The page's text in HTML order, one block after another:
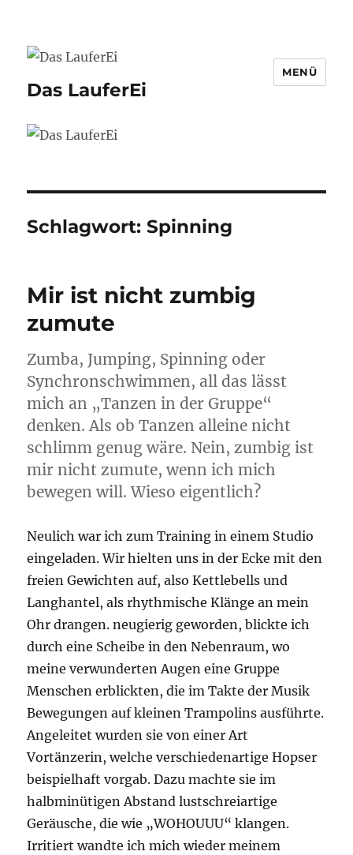
Das LauferEi
MENÜ
Schlagwort:Spinning
Mir ist nicht zumbig
zumute
Zumba, Jumping, Spinning oder
Synchronschwimmen, all das lässt
mich an „Tanzen in der Gruppe“
denken. Als ob Tanzen alleine nicht
schlimm genug wäre. Nein, zumbig ist
mir nicht zumute, wenn ich mich
bewegen will. Wieso eigentlich?
Neulich war ich zum Training in einem Studio
eingeladen. Wir hielten uns in der Ecke mit den
freien Gewichten auf, also Kettlebells und
Langhantel, als rhythmische Klänge an mein
Ohr drangen. neugierig geworden, blickte ich
durch eine Scheibe in den Nebenraum, wo
meine verwunderten Augen eine Gruppe
Menschen erblickten, die im Takte der Musik
Bewegungen auf kleinen Trampolins ausführte.
Angeleitet wurden sie von einer Art
Vortänzerin, welche verschiedenartige Hopser
beispielhaft vorgab. Dazu machte sie im
halbminütigen Abstand lustschreiartige
Geräusche, die wie „WOHOUUU“ klangen.
Irritiert wandte ich mich wieder meinem